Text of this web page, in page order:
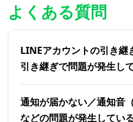
よくある質問
LINEアカウントの引き継
引き継ぎで問題が発生し
通知が届かない／通知音
などの問題が発生してい